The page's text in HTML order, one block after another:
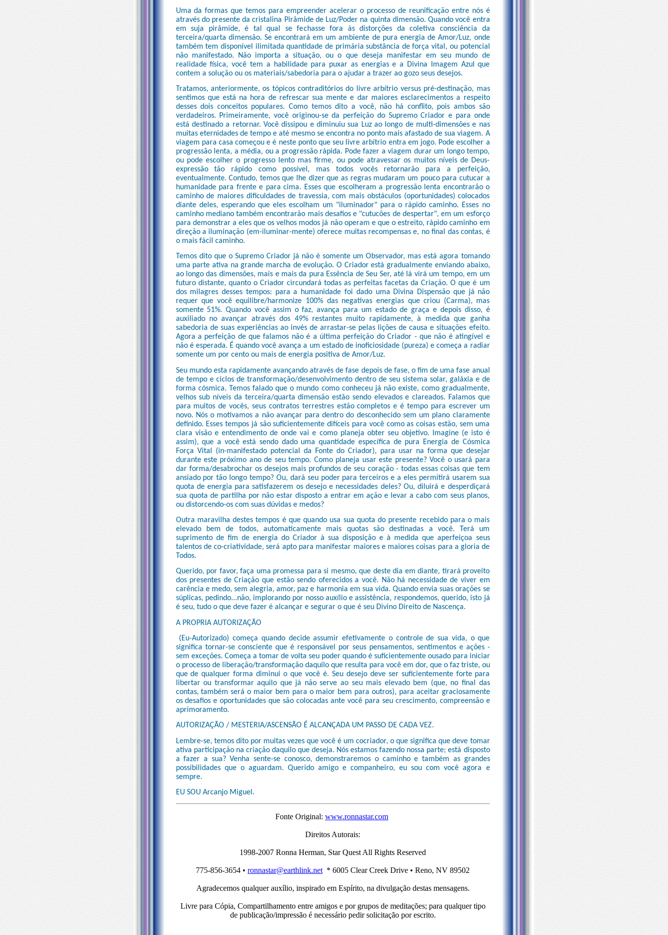
Uma da formas que temos para empreender acelerar o processo de reunificação entre nós é
através do presente da cristalina Pirâmide de Luz/Poder na quinta dimensão. Quando você entra
em suja pirâmide, é tal qual se fechasse fora às distorções da coletiva consciência da
terceira/quarta dimensão. Se encontrará em um ambiente de pura energia de Amor/Luz, onde
também tem disponível ilimitada quantidade de primária substância de força vital, ou potencial
não manifestado. Não importa a situação, ou o que deseja manifestar em seu mundo de
realidade física, você tem a habilidade para puxar as energias e a Divina Imagem Azul que
contem a solução ou os materiais/sabedoria para o ajudar a trazer ao gozo seus desejos.
Tratamos, anteriormente, os tópicos contraditórios do livre arbítrio versus pré-destinação, mas
sentimos que está na hora de refrescar sua mente e dar maiores esclarecimentos a respeito
desses dois conceitos populares. Como temos dito a você, não há conflito, pois ambos são
verdadeiros. Primeiramente, você originou-se da perfeição do Supremo Criador e para onde
está destinado a retornar. Você dissipou e diminuiu sua Luz ao longo de multi-dimensões e nas
muitas eternidades de tempo e até mesmo se encontra no ponto mais afastado de sua viagem. A
viagem para casa começou e é neste ponto que seu livre arbítrio entra em jogo. Pode escolher a
progressão lenta, a média, ou a progressão rápida. Pode fazer a viagem durar um longo tempo,
ou pode escolher o progresso lento mas firme, ou pode atravessar os muitos níveis de Deus-
expressão tão rápido como possível, mas todos vocês retornarão para a perfeição,
eventualmente. Contudo, temos que lhe dizer que as regras mudaram um pouco para cutucar a
humanidade para frente e para cima. Esses que escolheram a progressão lenta encontrarão o
caminho de maiores dificuldades de travessia, com mais obstáculos (oportunidades) colocados
diante deles, esperando que eles escolham um "iluminador" para o rápido caminho. Esses no
caminho mediano também encontrarão mais desafios e "cutucões de despertar", em um esforço
para demonstrar a eles que os velhos modos já não operam e que o estreito, rápido caminho em
direção a iluminação (em-iluminar-mente) oferece muitas recompensas e, no final das contas, é
o mais fácil caminho.
Temos dito que o Supremo Criador já não é somente um Observador, mas está agora tomando
uma parte ativa na grande marcha de evolução. O Criador está gradualmente enviando abaixo,
ao longo das dimensões, mais e mais da pura Essência de Seu Ser, até lá virá um tempo, em um
futuro distante, quanto o Criador circundará todas as perfeitas facetas da Criação. O que é um
dos milagres desses tempos: para a humanidade foi dado uma Divina Dispensão que já não
requer que você equilibre/harmonize 100% das negativas energias que criou (Carma), mas
somente 51%. Quando você assim o faz, avança para um estado de graça e depois disso, é
auxiliado no avançar através dos 49% restantes muito rapidamente, à medida que ganha
sabedoria de suas experiências ao invés de arrastar-se pelas lições de causa e situações efeito.
Agora a perfeição de que falamos não é a última perfeição do Criador - que não é atingível e
não é esperada. É quando você avança a um estado de inoficiosidade (pureza) e começa a radiar
somente um por cento ou mais de energia positiva de Amor/Luz.
Seu mundo esta rapidamente avançando através de fase depois de fase, o fim de uma fase anual
de tempo e ciclos de transformação/desenvolvimento dentro de seu sistema solar, galáxia e de
forma cósmica. Temos falado que o mundo como conheceu já não existe, como gradualmente,
velhos sub níveis da terceira/quarta dimensão estão sendo elevados e clareados. Falamos que
para muitos de vocês, seus contratos terrestres estão completos e é tempo para escrever um
novo. Nós o motivamos a não avançar para dentro do desconhecido sem um plano claramente
definido. Esses tempos já são suficientemente difíceis para você como as coisas estão, sem uma
clara visão e entendimento de onde vai e como planeja obter seu objetivo. Imagine (e isto é
assim), que a você está sendo dado uma quantidade específica de pura Energia de Cósmica
Força Vital (in-manifestado potencial da Fonte do Criador), para usar na forma que desejar
durante este próximo ano de seu tempo. Como planeja usar este presente? Você o usará para
dar forma/desabrochar os desejos mais profundos de seu coração - todas essas coisas que tem
ansiado por tão longo tempo? Ou, dará seu poder para terceiros e a eles permitirá usarem sua
quota de energia para satisfazerem os desejo e necessidades deles? Ou, diluirá e desperdiçará
sua quota de partilha por não estar disposto a entrar em ação e levar a cabo com seus planos,
ou distorcendo-os com suas dúvidas e medos?
Outra maravilha destes tempos é que quando usa sua quota do presente recebido para o mais
elevado bem de todos, automaticamente mais quotas são destinadas a você. Terá um
suprimento de fim de energia do Criador à sua disposição e à medida que aperfeiçoa seus
talentos de co-criatividade, será apto para manifestar maiores e maiores coisas para a gloria de
Todos.
Querido, por favor, faça uma promessa para si mesmo, que deste dia em diante, tirará proveito
dos presentes de Criação que estão sendo oferecidos a você. Não há necessidade de viver em
carência e medo, sem alegria, amor, paz e harmonia em sua vida. Quando envia suas orações se
súplicas, pedindo...não, implorando por nosso auxílio e assistência, respondemos, querido, isto já
é seu, tudo o que deve fazer é alcançar e segurar o que é seu Divino Direito de Nascença.
A PROPRIA AUTORIZAÇÃO
(Eu-Autorizado) começa quando decide assumir efetivamente o controle de sua vida, o que
significa tornar-se consciente que é responsável por seus pensamentos, sentimentos e ações -
sem exceções. Começa a tomar de volta seu poder quando é suficientemente ousado para iniciar
o processo de liberação/transformação daquilo que resulta para você em dor, que o faz triste, ou
que de qualquer forma diminui o que você é. Seu desejo deve ser suficientemente forte para
libertar ou transformar aquilo que já não serve ao seu mais elevado bem (que, no final das
contas, também será o maior bem para o maior bem para outros), para aceitar graciosamente
os desafios e oportunidades que são colocadas ante você para seu crescimento, compreensão e
aprimoramento.
AUTORIZAÇÃO / MESTERIA/ASCENSÃO É ALCANÇADA UM PASSO DE CADA VEZ.
Lembre-se, temos dito por muitas vezes que você é um cocriador, o que significa que deve tomar
ativa participação na criação daquilo que deseja. Nós estamos fazendo nossa parte; está disposto
a fazer a sua? Venha sente-se conosco, demonstraremos o caminho e também as grandes
possibilidades que o aguardam. Querido amigo e companheiro, eu sou com você agora e
sempre.
EU SOU Arcanjo Miguel.
Fonte Original: www.ronnastar.com
Direitos Autorais:
1998-2007 Ronna Herman, Star Quest All Rights Reserved
775-856-3654 • ronnastar@earthlink.net * 6005 Clear Creek Drive • Reno, NV 89502
Agradecemos qualquer auxílio, inspirado em Espírito, na divulgação destas mensagens.
Livre para Cópia, Compartilhamento entre amigos e por grupos de meditações; para qualquer tipo
de publicação/impressão é necessário pedir solicitação por escrito.